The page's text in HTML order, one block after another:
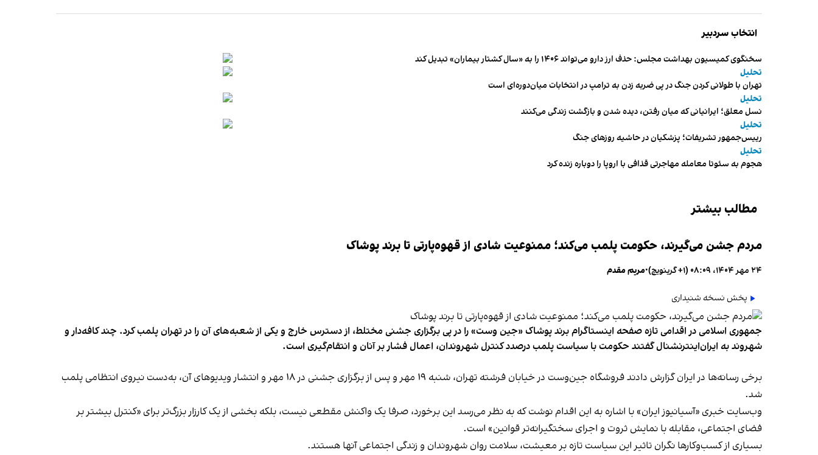
انتخاب سردبیر
سخنگوی کمیسیون بهداشت مجلس: حذف ارز دارو می‌تواند ۱۴۰۶ را به «سال کشتار بیماران» تبدیل کند
تحلیل
تهران با طولانی کردن جنگ در پی ضربه زدن به ترامپ در انتخابات میان‌دوره‌ای است
تحلیل
نسل معلق؛ ایرانیانی که میان رفتن، دیده شدن و بازگشت زندگی می‌کنند
تحلیل
رییس‌جمهور تشریفات؛ پزشکیان در حاشیه روزهای جنگ
تحلیل
هجوم به سئوتا معامله مهاجرتی قذافی با اروپا را دوباره زنده کرد
مطالب بیشتر
مردم جشن می‌گیرند، حکومت پلمب می‌کند؛ ممنوعیت شادی از قهوه‌پارتی تا برند پوشاک
۲۴ مهر ۱۴۰۴، ۰۸:۰۹ (‎+۱ گرینویچ) •مریم مقدم
پخش نسخه شنیداری
جمهوری اسلامی در اقدامی تازه صفحه اینستاگرام برند پوشاک «جین وست» را در پی برگزاری جشنی مختلط، از دسترس خارج و یکی از شعبه‌های آن را در تهران پلمب کرد. چند کافه‌‌دار و
شهروند به ایران‌اینترنشنال گفتند حکومت با سیاست پلمب درصدد کنترل شهروندان، اعمال فشار بر آنان و انتقام‌گیری است.
برخی رسانه‌ها در ایران گزارش دادند فروشگاه جین‌وست در خیابان فرشته تهران، شنبه ۱۹ مهر و پس از برگزاری جشنی در ۱۸ مهر و انتشار ویدیوهای آن، به‌دست نیروی انتظامی پلمب
شد.
وب‌سایت خبری «آسیانیوز ایران» با اشاره به این اقدام نوشت که به نظر می‌رسد این برخورد، صرفا یک واکنش مقطعی نیست، بلکه بخشی از یک کارزار بزرگ‌تر برای «کنترل بیشتر بر
فضای اجتماعی، مقابله با نمایش ثروت و اجرای سختگیرانه‌تر قوانین» است.
بسیاری از کسب‌وکارها نگران تاثیر این سیاست‌ تازه بر معیشت، سلامت روان شهروندان و زندگی اجتماعی آنها هستند.